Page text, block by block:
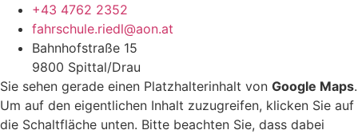
+43 4762 2352
fahrschule.riedl@aon.at
Bahnhofstraße 15
9800 Spittal/Drau
Sie sehen gerade einen Platzhalterinhalt von Google Maps.
Um auf den eigentlichen Inhalt zuzugreifen, klicken Sie auf
die Schaltfläche unten. Bitte beachten Sie, dass dabei